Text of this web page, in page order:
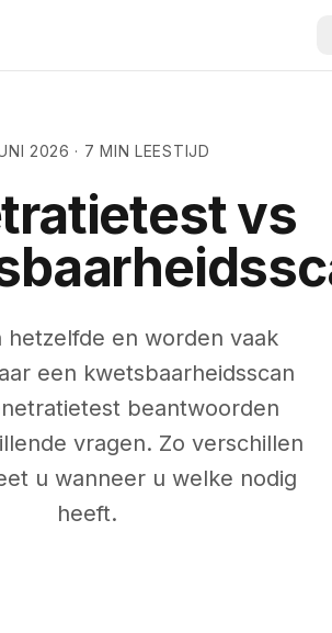
2026 · 7 MIN LEESTIJD
vs
hetzelfde en worden vaak
een kwetsbaarheidsscan
beantwoorden
vragen. Zo verschillen
u wanneer u welke nodig
heeft.